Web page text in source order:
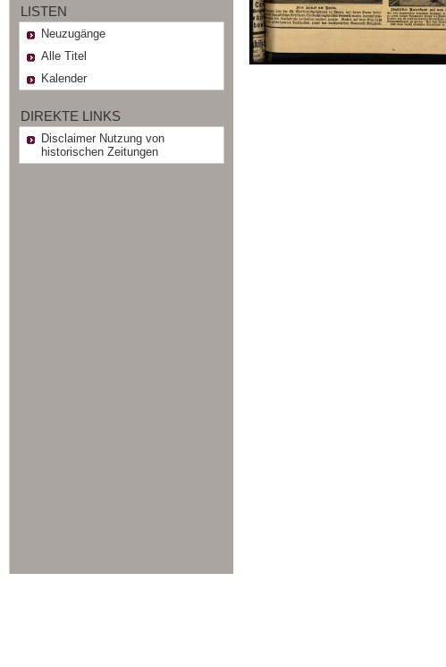
LISTEN
Neuzugänge
Alle Titel
Kalender
DIREKTE LINKS
Disclaimer Nutzung von
historischen Zeitungen